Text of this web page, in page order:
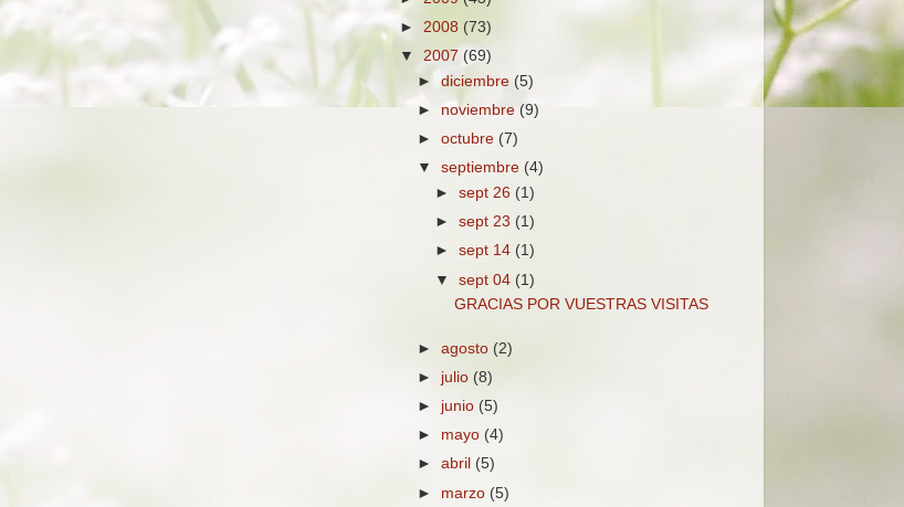
► 2008 (73)
▼ 2007 (69)
►diciembre (5)
► noviembre (9)
►octubre (7)
▼septiembre (4)
►sept 26 (1)
►sept 23 (1)
►sept 14 (1)
▼sept 04 (1)
GRACIAS POR VUESTRAS VISITAS
►agosto (2)
► julio (8)
► junio (5)
► mayo (4)
►abril (5)
► marzo (5)